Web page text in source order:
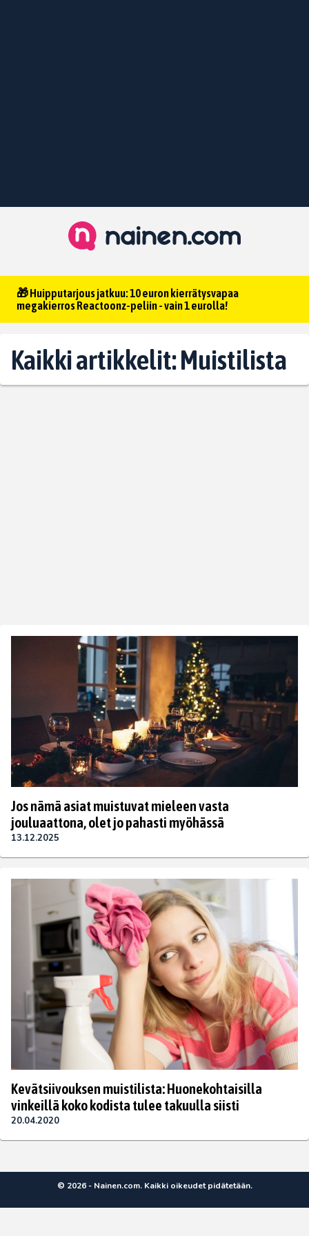
🎁 Huipputarjous jatkuu: 10 euron kierrätysvapaa
megakierros Reactoonz-peliin - vain 1 eurolla!
Kaikki artikkelit: Muistilista
Jos nämä asiat muistuvat mieleen vasta
jouluaattona, olet jo pahasti myöhässä
13.12.2025
Kevätsiivouksen muistilista: Huonekohtaisilla
vinkeillä koko kodista tulee takuulla siisti
20.04.2020
© 2026 - Nainen.com. Kaikki oikeudet pidätetään.